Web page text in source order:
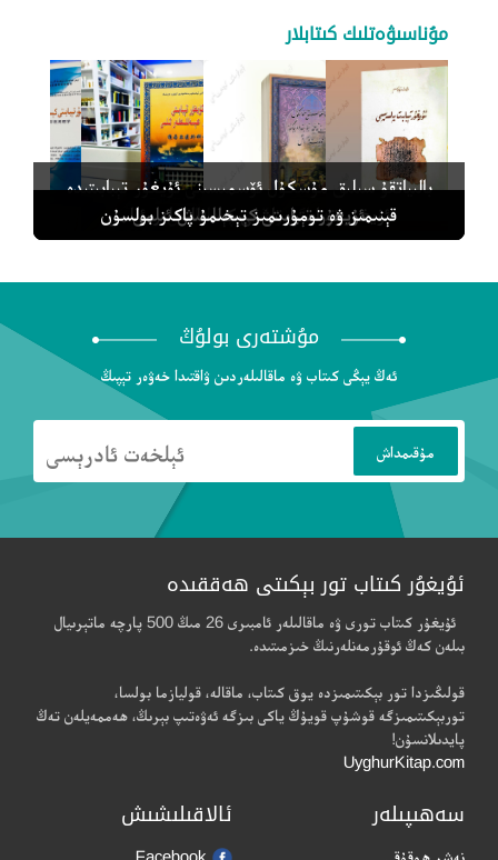
مۇناسىۋەتلىك كىتابلار
ئۇيغۇر تېبابەت پەلسەپىسى
بالىياتقۇ سىلىق مۇسكۇل ئۆسمىسىنى ئۇيغۇر تېبابىتىدە
دىياگنوز قويۇپ داۋالاش
ئۇيغۇر تېبابىتى تاشقى كېسەللىكلەر ئىلمى
ئۇيغۇر تېبابىتى كېسەللىنىش ئىلمى
قېنىمىز ۋە تومۇرىمىز تېخىمۇ پاكىز بولسۇن
مۇشتەرى بولۇڭ
ئەڭ يېڭى كىتاب ۋە ماقالىلەردىن ۋاقتىدا خەۋەر تېپىڭ
ئۇيغۇر كىتاب تور بېكىتى ھەققىدە
ئۇيغۇر كىتاب تورى ۋە ماقالىلەر ئامبىرى 26 مىڭ 500 پارچە ماتېرىيال
بىلەن كەڭ ئوقۇرمەنلەرنىڭ خىزمىتىدە.
قولىڭىزدا تور بېكىتىمىزدە يوق كىتاب، ماقالە، قوليازما بولسا،
توربېكىتىمىزگە قوشۇپ قويۇڭ ياكى بىزگە ئەۋەتىپ بېرىڭ، ھەممەيلەن تەڭ
پايدىلانسۇن!
UyghurKitap.com
سەھىپىلەر
نەشر ھوقۇقى
ئالاقىلىشىش
Facebook